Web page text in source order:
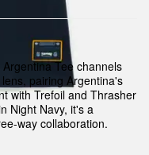
Tee channels
pairing Argentina's
with Trefoil and Thrasher
Night Navy, it's a
way collaboration.